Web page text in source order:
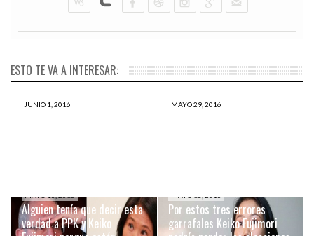
ESTO TE VA A INTERESAR:
JUNIO 1, 2016 MAYO 29, 2016
Alguien tenía que decir esta
verdad a PPK y Keiko
Por estos tres errores
garrafales Keiko Fujimori